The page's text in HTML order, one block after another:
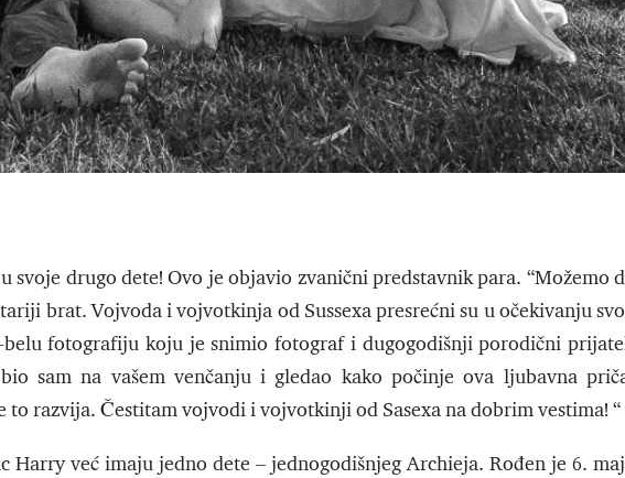
drugo dete! Ovo je objavio zvanični predstavnik para. “Možemo
brat. Vojvoda i vojvotkinja od Sussexa presrećni su u očekivanju
belu fotografiju koju je snimio fotograf i dugogodišnji porodični
sam na vašem venčanju i gledao kako počinje ova ljubavna
to razvija. Čestitam vojvodi i vojvotkinji od Sasexa na dobrim vestima! “
Harry već imaju jedno dete – jednogodišnjeg Archieja. Rođen je 6.